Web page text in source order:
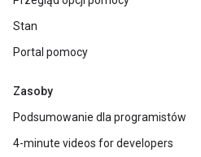
Stan
Portal pomocy
Zasoby
Podsumowanie dla programistów
4-minute videos for developers